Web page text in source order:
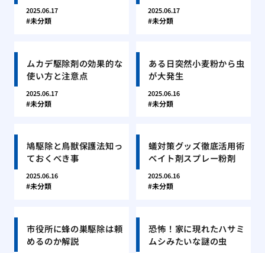
2025.06.17
未分類
2025.06.17
未分類
ムカデ駆除剤の効果的な
使い方と注意点
2025.06.17
未分類
ある日突然小麦粉から虫
が大発生
2025.06.16
未分類
鳩駆除と鳥獣保護法知っ
ておくべき事
2025.06.16
未分類
蟻対策グッズ徹底活用術
ベイト剤スプレー粉剤
2025.06.16
未分類
市役所に蜂の巣駆除は頼
めるのか解説
恐怖！家に現れたハサミ
ムシみたいな謎の虫